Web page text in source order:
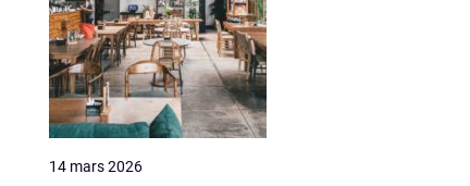
14 mars 2026